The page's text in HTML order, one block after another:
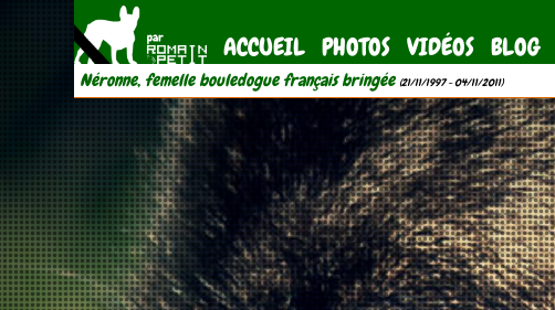
ACCUEIL PHOTOS VIDÉOS BLOG
Néronne, femelle bouledogue français bringée (21/11/1997 - 04/11/2011)